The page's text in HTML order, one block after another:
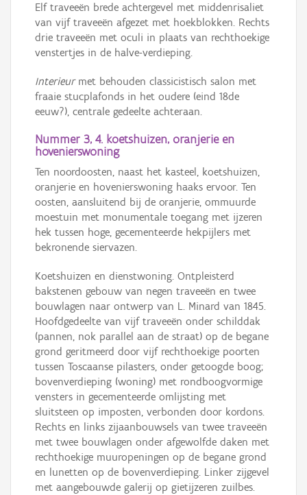
Elf traveeën brede achtergevel met middenrisaliet
van vijf traveeën afgezet met hoekblokken. Rechts
drie traveeën met oculi in plaats van rechthoekige
venstertjes in de halve-verdieping.
Interieurmet behouden classicistisch salon met
fraaie stucplafonds in het oudere (eind 18de
eeuw?), centrale gedeelte achteraan.
Nummer 3, 4. koetshuizen, oranjerie en
hovenierswoning
Ten noordoosten, naast het kasteel, koetshuizen,
oranjerie en hovenierswoning haaks ervoor. Ten
oosten, aansluitend bij de oranjerie, ommuurde
moestuin met monumentale toegang met ijzeren
hek tussen hoge, gecementeerde hekpijlers met
bekronende siervazen.
Koetshuizen en dienstwoning. Ontpleisterd
bakstenen gebouw van negen traveeën en twee
bouwlagen naar ontwerp van L. Minard van 1845.
Hoofdgedeelte van vijf traveeën onder schilddak
(pannen, nok parallel aan de straat) op de begane
grond geritmeerd door vijf rechthoekige poorten
tussen Toscaanse pilasters, onder getoogde boog;
bovenverdieping (woning) met rondboogvormige
vensters in gecementeerde omlijsting met
sluitsteen op imposten, verbonden door kordons.
Rechts en links zijaanbouwsels van twee traveeën
met twee bouwlagen onder afgewolfde daken met
rechthoekige muuropeningen op de begane grond
en lunetten op de bovenverdieping. Linker zijgevel
met aangebouwde galerij op gietijzeren zuilbes.